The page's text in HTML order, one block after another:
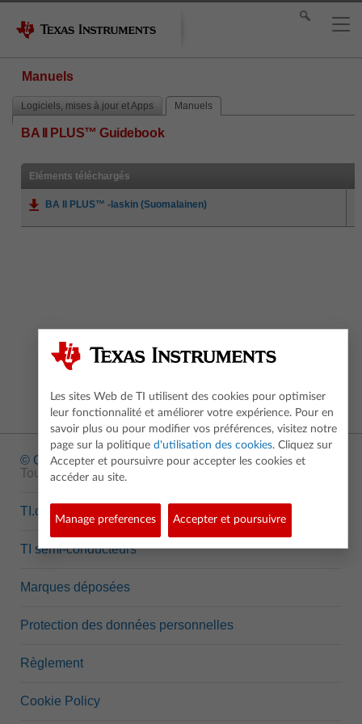
Manuels
Logiciels, mises à jour et Apps Manuels
BA II PLUS™ Guidebook
Eléments téléchargés
BA II PLUS™ -laskin (Suomalainen)
© Copyright1995-2026 Texas Instruments Incorporated.
Tous droits réservés.
TI.com
TI semi-conducteurs
Marques déposées
Protection des données personnelles
Règlement
Cookie Policy
Les sites Web de TI utilisent des cookies pour optimiser
leur fonctionnalité et améliorer votre expérience. Pour en
savoir plus ou pour modifier vos préférences, visitez notre
page sur la politique d'utilisation des cookies. Cliquez sur
Accepter et poursuivre pour accepter les cookies et
accéder au site.
Manage preferences Accepter et poursuivre